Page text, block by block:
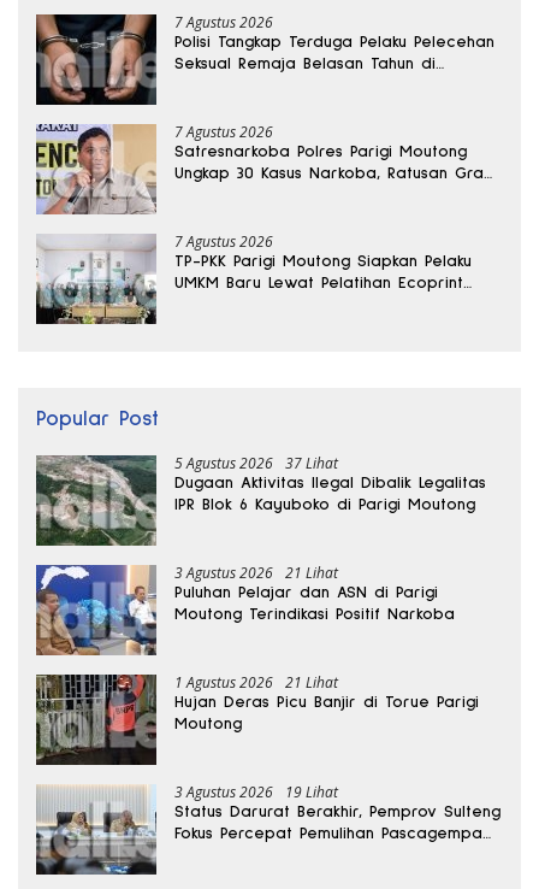
7 Agustus 2026
Polisi Tangkap Terduga Pelaku Pelecehan
Seksual Remaja Belasan Tahun di
7 Agustus 2026
Satresnarkoba Polres Parigi Moutong
Ungkap 30 Kasus Narkoba, Ratusan Gram
7 Agustus 2026
TP-PKK Parigi Moutong Siapkan Pelaku
UMKM Baru Lewat Pelatihan Ecoprint
Popular Post
5 Agustus 2026 37 Lihat
Dugaan Aktivitas Ilegal Dibalik Legalitas
IPR Blok 6 Kayuboko di Parigi Moutong
3 Agustus 2026 21 Lihat
Puluhan Pelajar dan ASN di Parigi
Moutong Terindikasi Positif Narkoba
1 Agustus 2026 21 Lihat
Hujan Deras Picu Banjir di Torue Parigi
Moutong
3 Agustus 2026 19 Lihat
Status Darurat Berakhir, Pemprov Sulteng
Fokus Percepat Pemulihan Pascagempa